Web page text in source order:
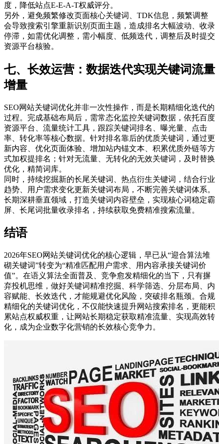
度，降低站点E-E-A-T权威评分。
另外，避免频繁修改页面核心关键词、TDK信息，频繁调整
会导致搜索引擎重新识别页面主题，造成排名大幅波动、收录
停滞，如需优化调整，需小幅度、低频迭代，调整后及时提交
资源平台核验。
七、长效运营：数据迭代实现关键词流量
增量
SEO网站关键词优化并非一次性操作，而是长期精细化迭代的
过程。完成基础布局后，需常态化监控关键词数据，依托百度
资源平台、流量统计工具，跟踪关键词排名、曝光量、点击
率、转化率等核心数据。针对排名靠后的优质关键词，通过更
新内容、优化页面体验、增加站内锚文本、积累优质外链等方
式加权提排名；针对无流量、无转化的无效关键词，及时替换
优化，精简词库。
同时，持续挖掘新的长尾关键词、热点衍生关键词，结合行业
趋势、用户需求变化更新关键词布局，不断完善关键词体系。
长期深耕垂直领域，打造关键词内容壁垒，实现核心词稳定霸
屏、长尾词批量收录排名，持续获取免费精准搜索流量。
结语
2026年SEO网站关键词优化的核心逻辑，早已从“迎合算法堆
砌关键词”转变为“精准匹配用户需求、用内容承接关键词价
值”。在语义算法全面普及、竞争愈发精细化的当下，只有摒
弃投机思维，做好关键词精准挖掘、科学筛选、分层布局、内
容赋能、长效迭代，才能规避优化风险，突破排名瓶颈。合规
精细化的关键词优化，不仅能快速提升网站搜索排名，更能积
累站点权威权重，让网站长期稳定获取精准流量、实现高效转
化，成为企业数字化营销的长效核心竞争力。